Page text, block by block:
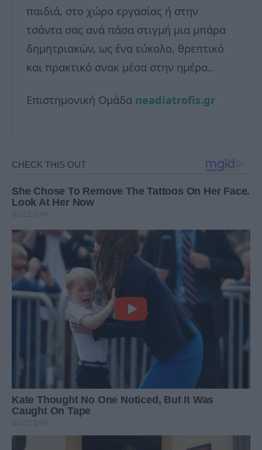
παιδιά, στο χώρο εργασίας ή στην
τσάντα σας ανά πάσα στιγμή μια μπάρα
δημητριακών, ως ένα εύκολο, θρεπτικό
και πρακτικό σνακ μέσα στην ημέρα..
Επιστημονική Ομάδα neadiatrofis.gr